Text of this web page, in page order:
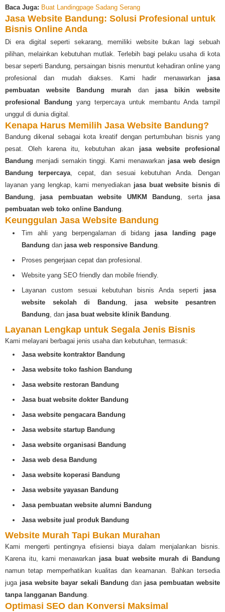
Baca Juga: Buat Landingpage Sadang Serang
Jasa Website Bandung: Solusi Profesional untuk
Bisnis Online Anda
Di era digital seperti sekarang, memiliki website bukan lagi sebuah
pilihan, melainkan kebutuhan mutlak. Terlebih bagi pelaku usaha di kota
besar seperti Bandung, persaingan bisnis menuntut kehadiran online yang
profesional dan mudah diakses. Kami hadir menawarkan jasa
pembuatan website Bandung murah dan jasa bikin website
profesional Bandung yang terpercaya untuk membantu Anda tampil
unggul di dunia digital.
Kenapa Harus Memilih Jasa Website Bandung?
Bandung dikenal sebagai kota kreatif dengan pertumbuhan bisnis yang
pesat. Oleh karena itu, kebutuhan akan jasa website profesional
Bandung menjadi semakin tinggi. Kami menawarkan jasa web design
Bandung terpercaya, cepat, dan sesuai kebutuhan Anda. Dengan
layanan yang lengkap, kami menyediakan jasa buat website bisnis di
Bandung, jasa pembuatan website UMKM Bandung, serta jasa
pembuatan web toko online Bandung.
Keunggulan Jasa Website Bandung
Tim ahli yang berpengalaman di bidang jasa landing page
Bandung dan jasa web responsive Bandung.
Proses pengerjaan cepat dan profesional.
Website yang SEO friendly dan mobile friendly.
Layanan custom sesuai kebutuhan bisnis Anda seperti jasa
website sekolah di Bandung, jasa website pesantren
Bandung, dan jasa buat website klinik Bandung.
Layanan Lengkap untuk Segala Jenis Bisnis
Kami melayani berbagai jenis usaha dan kebutuhan, termasuk:
Jasa website kontraktor Bandung
Jasa website toko fashion Bandung
Jasa website restoran Bandung
Jasa buat website dokter Bandung
Jasa website pengacara Bandung
Jasa website startup Bandung
Jasa website organisasi Bandung
Jasa web desa Bandung
Jasa website koperasi Bandung
Jasa website yayasan Bandung
Jasa pembuatan website alumni Bandung
Jasa website jual produk Bandung
Website Murah Tapi Bukan Murahan
Kami mengerti pentingnya efisiensi biaya dalam menjalankan bisnis.
Karena itu, kami menawarkan jasa buat website murah di Bandung
namun tetap memperhatikan kualitas dan keamanan. Bahkan tersedia
juga jasa website bayar sekali Bandung dan jasa pembuatan website
tanpa langganan Bandung.
Optimasi SEO dan Konversi Maksimal